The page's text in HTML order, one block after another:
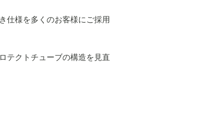
仕様を多くのお客様にご採用
テクトチューブの構造を見直